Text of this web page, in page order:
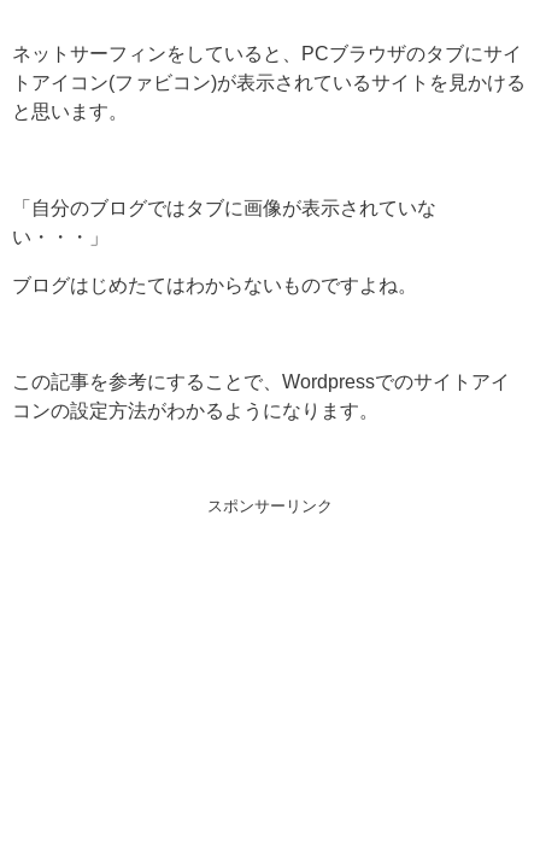
ネットサーフィンをしていると、PCブラウザのタブにサイ
トアイコン(ファビコン)が表示されているサイトを見かける
と思います。
「自分のブログではタブに画像が表示されていな
い・・・」
ブログはじめたてはわからないものですよね。
この記事を参考にすることで、Wordpressでのサイトアイ
コンの設定方法がわかるようになります。
スポンサーリンク